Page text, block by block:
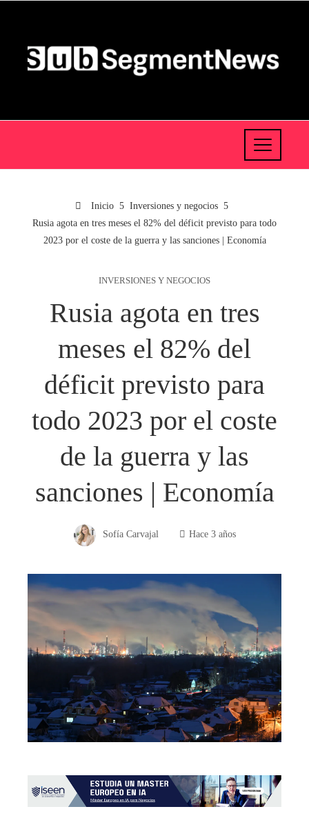
Inicio
Inversiones y negocios
Rusia agota en tres meses el 82% del déficit previsto para todo
2023 por el coste de la guerra y las sanciones | Economía
INVERSIONES Y NEGOCIOS
Rusia agota en tres
meses el 82% del
déficit previsto para
todo 2023 por el coste
de la guerra y las
sanciones | Economía
Sofía Carvajal Hace 3 años